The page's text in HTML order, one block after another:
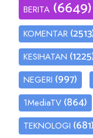
BERITA (6649)
KOMENTAR
KESIHATAN
NEGERI (997)
1MediaTV (864)
TEKNOLOGI (681)